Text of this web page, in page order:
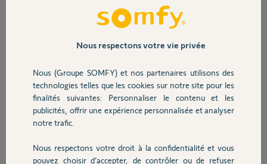
Sécurité
Domotique
Chauffage
Bonjour, j'ai fait une bêtise j'ai coché la case https dans l'interface et
impossible de me connecter depuis. Auriez vous une solution merci
Bruno L.
il y a environ 4 ans
Participer au fil de discussion
Réponses
Nous respectons votre vie privée
Nous (Groupe SOMFY) et nos partenaires utilisons des
technologies telles que les cookies sur notre site pour les
finalités suivantes: Personnaliser le contenu et les
publicités, offrir une expérience personnalisée et analyser
notre trafic.
Nous respectons votre droit à la confidentialité et vous
pouvez choisir d’accepter, de contrôler ou de refuser